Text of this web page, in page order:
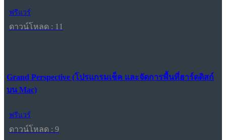
ฟรีแวร์
ดาวน์โหลด : 11
Grand Perspective (โปรแกรมเช็ค และจัดการพื้นที่ฮาร์ดดิสก์
บน Mac)
ฟรีแวร์
ดาวน์โหลด : 9